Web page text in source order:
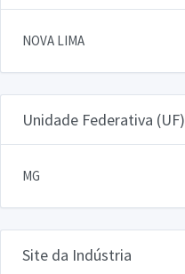
NOVA LIMA
Unidade Federativa (UF)
MG
Site da Indústria